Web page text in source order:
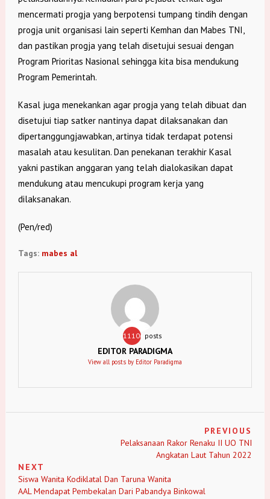
mencermati progja yang berpotensi tumpang tindih dengan
progja unit organisasi lain seperti Kemhan dan Mabes TNI,
dan pastikan progja yang telah disetujui sesuai dengan
Program Prioritas Nasional sehingga kita bisa mendukung
Program Pemerintah.
Kasal juga menekankan agar progja yang telah dibuat dan
disetujui tiap satker nantinya dapat dilaksanakan dan
dipertanggungjawabkan, artinya tidak terdapat potensi
masalah atau kesulitan. Dan penekanan terakhir Kasal
yakni pastikan anggaran yang telah dialokasikan dapat
mendukung atau mencukupi program kerja yang
dilaksanakan.
(Pen/red)
Tags: mabes al
11106 posts
EDITOR PARADIGMA
View all posts by Editor Paradigma
PREVIOUS
Pelaksanaan Rakor Renaku II UO TNI
Angkatan Laut Tahun 2022
NEXT
Siswa Wanita Kodiklatal Dan Taruna Wanita
AAL Mendapat Pembekalan Dari Pabandya Binkowal